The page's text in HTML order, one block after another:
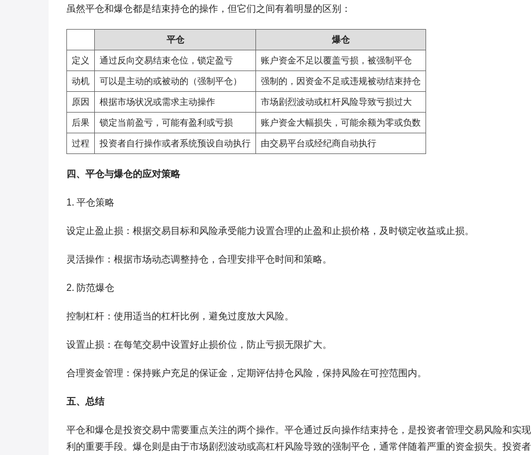
虽然平仓和爆仓都是结束持仓的操作，但它们之间有着明显的区别：
平仓 爆仓
定义 通过反向交易结束仓位，锁定盈亏 账户资金不足以覆盖亏损，被强制平仓
动机 可以是主动的或被动的（强制平仓） 强制的，因资金不足或违规被动结束持仓
原因 根据市场状况或需求主动操作 市场剧烈波动或杠杆风险导致亏损过大
后果 锁定当前盈亏，可能有盈利或亏损 账户资金大幅损失，可能余额为零或负数
过程 投资者自行操作或者系统预设自动执行 由交易平台或经纪商自动执行
四、平仓与爆仓的应对策略
1. 平仓策略
设定止盈止损：根据交易目标和风险承受能力设置合理的止盈和止损价格，及时锁定收益或止损。
灵活操作：根据市场动态调整持仓，合理安排平仓时间和策略。
2. 防范爆仓
控制杠杆：使用适当的杠杆比例，避免过度放大风险。
设置止损：在每笔交易中设置好止损价位，防止亏损无限扩大。
合理资金管理：保持账户充足的保证金，定期评估持仓风险，保持风险在可控范围内。
五、总结
平仓和爆仓是投资交易中需要重点关注的两个操作。平仓通过反向操作结束持仓，是投资者管理交易风险和实
利的重要手段。爆仓则是由于市场剧烈波动或高杠杆风险导致的强制平仓，通常伴随着严重的资金损失。投资